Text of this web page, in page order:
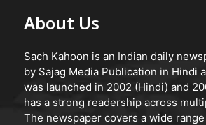
About Us
Sach Kahoon is an Indian daily
by Sajag Media Publication in Hindi
was launched in 2002 (Hindi) and
has a strong readership across
The newspaper covers a wide